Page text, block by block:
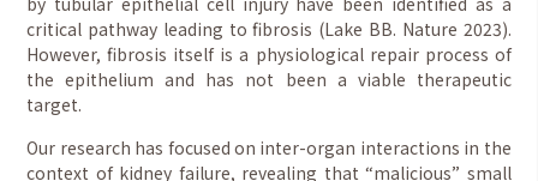
critical pathway leading to fibrosis (Lake BB. Nature 2023).
However, fibrosis itself is a physiological repair process of
the epithelium and has not been a viable therapeutic
target.
Our research has focused on inter-organ interactions in the
context of kidney failure, revealing that “malicious” small